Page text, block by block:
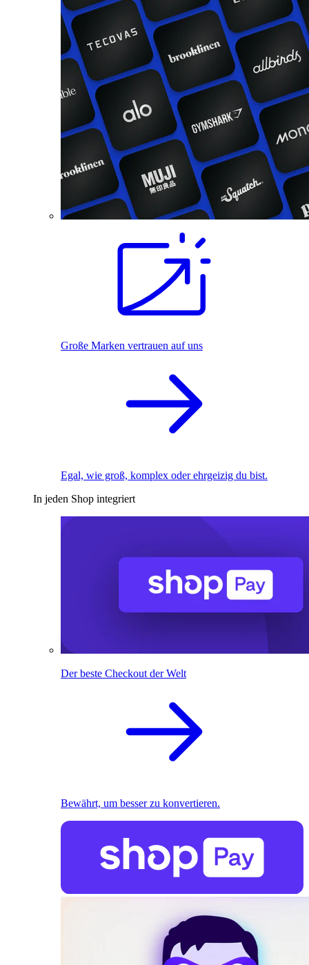
Große Marken vertrauen auf uns
Egal, wie groß, komplex oder ehrgeizig du bist.
In jeden Shop integriert
Der beste Checkout der Welt
Bewährt, um besser zu konvertieren.